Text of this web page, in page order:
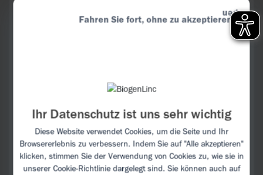
Ihr Datenschutz ist uns sehr wichtig
Diese Website verwendet Cookies, um die Seite und Ihr
Browsererlebnis zu verbessern. Indem Sie auf "Alle akzeptieren"
klicken, stimmen Sie der Verwendung von Cookies zu, wie sie in
unsererCookie-Richtliniedargelegt sind. Sie können auch auf
Fahren Sie fort, ohne zu akzeptieren
abgedeckt abkühlen lassen.
In der Zwischenzeit Tomaten, Zucchini und
Pfeffer und Kreuzkümmel miteinander
vermengen. Mindestens 1–2 Std. ziehen
lassen.